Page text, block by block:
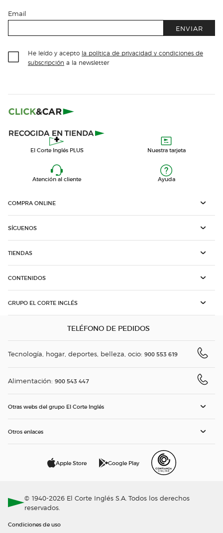
Email
ENVIAR
He leído y acepto la política de privacidad y condiciones de
subscripción a la newsletter
El Corte Inglés PLUS Nuestra tarjeta
Atención al cliente Ayuda
COMPRA ONLINE
SÍGUENOS
TIENDAS
CONTENIDOS
GRUPO EL CORTE INGLÉS
TELÉFONO DE PEDIDOS
Tecnología, hogar, deportes, belleza, ocio: 900 553 619
Alimentación: 900 543 447
Otras webs del grupo El Corte Inglés
Otros enlaces
Apple Store Google Play
© 1940-2026 El Corte Inglés S.A. Todos los derechos
reservados.
Condiciones de uso